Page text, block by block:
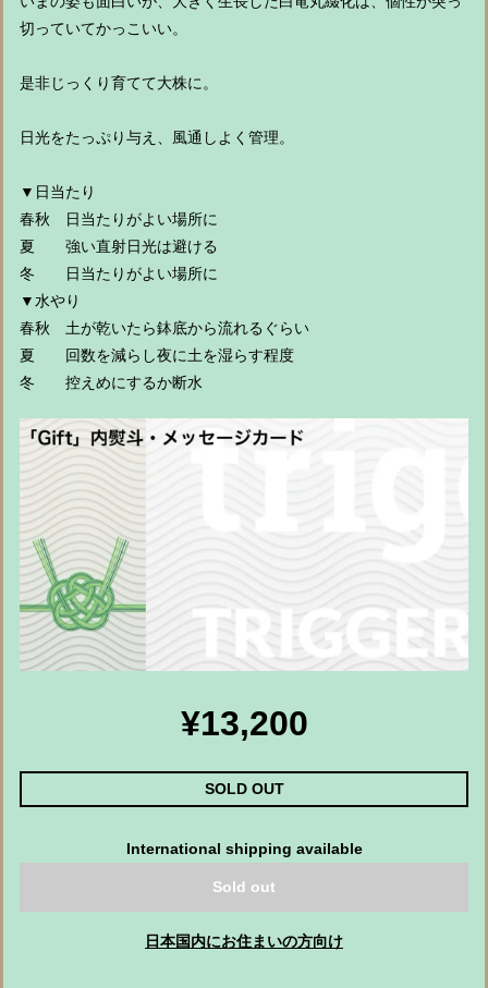
切っていてかっこいい。
是非じっくり育てて大株に。
日光をたっぷり与え、風通しよく管理。
▼日当たり
春秋 日当たりがよい場所に
夏 強い直射日光は避ける
冬 日当たりがよい場所に
▼水やり
春秋 土が乾いたら鉢底から流れるぐらい
夏 回数を減らし夜に土を湿らす程度
冬 控えめにするか断水
¥13,200
SOLD OUT
International shipping available
Sold out
日本国内にお住まいの方向け